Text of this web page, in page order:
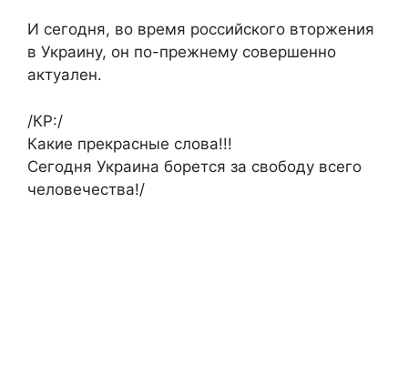
И сегодня, во время российского вторжения
в Украину, он по-прежнему совершенно
актуален.
/КР:/
Какие прекрасные слова!!!
Сегодня Украина борется за свободу всего
человечества!/